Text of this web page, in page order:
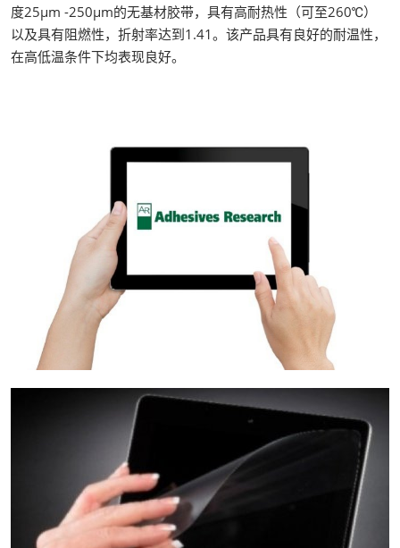
度25μm -250μm的无基材胶带，具有高耐热性（可至260℃）
以及具有阻燃性，折射率达到1.41。该产品具有良好的耐温性，
在高低温条件下均表现良好。